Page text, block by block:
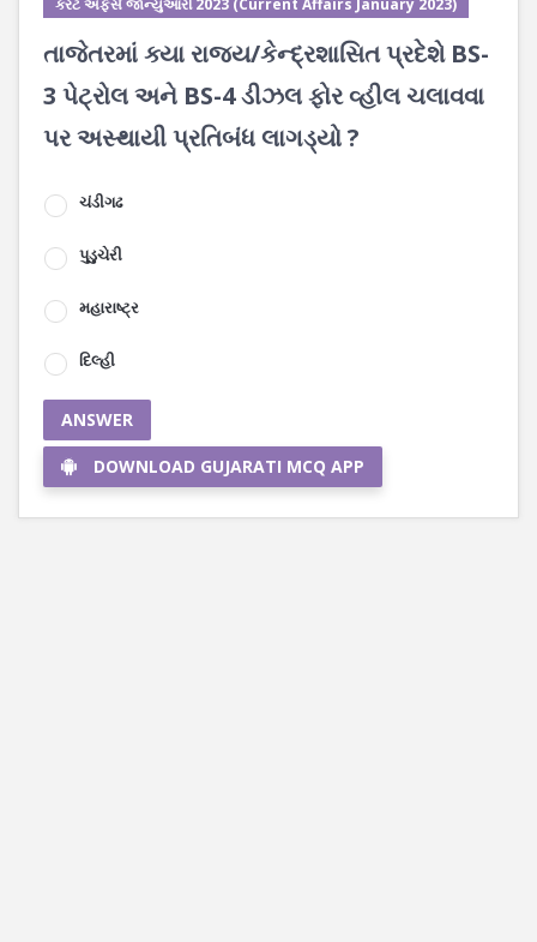
કરંટ અફેર્સ જાન્યુઆરી 2023 (Current Affairs January 2023)
તાજેતરમાં ક્યા રાજ્ય/કેન્દ્રશાસિત પ્રદેશે BS-
3 પેટ્રોલ અને BS-4 ડીઝલ ફોર વ્હીલ ચલાવવા
પર અસ્થાયી પ્રતિબંધ લાગડ્યો ?
ચંડીગઢ
પુડુચેરી
મહારાષ્ટ્ર
દિલ્હી
ANSWER
DOWNLOAD GUJARATI MCQ APP